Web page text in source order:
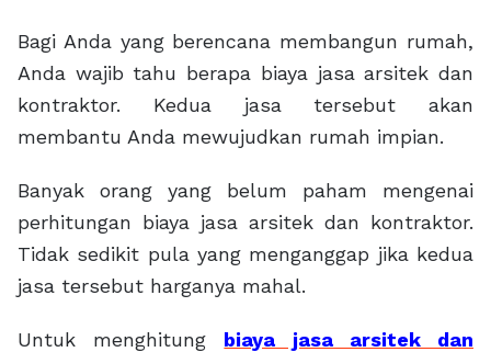
Bagi Anda yang berencana membangun rumah,
Anda wajib tahu berapa biaya jasa arsitek dan
kontraktor. Kedua jasa tersebut akan
membantu Anda mewujudkan rumah impian.
Banyak orang yang belum paham mengenai
perhitungan biaya jasa arsitek dan kontraktor.
Tidak sedikit pula yang menganggap jika kedua
jasa tersebut harganya mahal.
Untuk menghitung biaya jasa arsitek dan